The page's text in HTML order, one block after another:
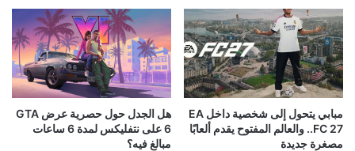
مبابي يتحول إلى شخصية داخل EA
FC 27.. والعالم المفتوح يقدم ألعابًا
مصغرة جديدة
هل الجدل حول حصرية عرض GTA
6 على نتفليكس لمدة 6 ساعات
مبالغ فيه؟